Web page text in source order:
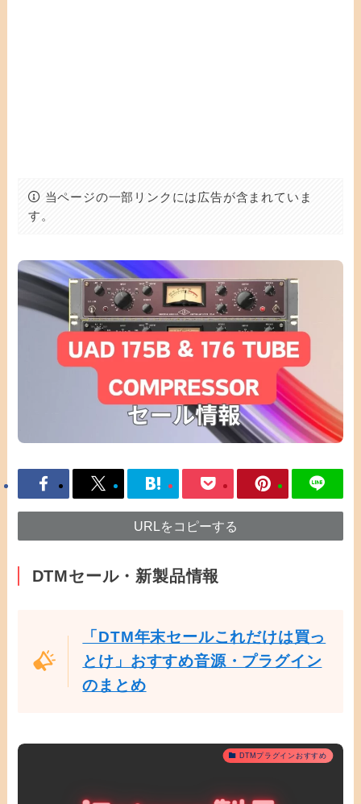
当ページの一部リンクには広告が含まれていま
す。
URLをコピーする
DTMセール・新製品情報
「DTM年末セールこれだけは買っ
とけ」おすすめ音源・プラグイン
のまとめ
DTMプラグインおすすめ